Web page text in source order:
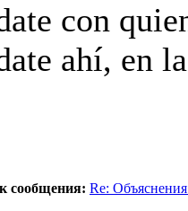
con
ahí, en
сообщения: Re: